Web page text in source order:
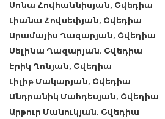
Սոնա Հովհաննիսյան, Շվեդիա
Լիանա Հովսեփյան, Շվեդիա
Արամայիս Ղազարյան, Շվեդիա
Սելինա Ղազարյան, Շվեդիա
Էրիկ Ղոնյան, Շվեդիա
Լիլիթ Մակարյան, Շվեդիա
Անդրանիկ Մահդեսյան, Շվեդիա
Արթուր Մանուկյան, Շվեդիա